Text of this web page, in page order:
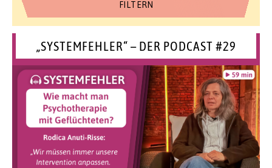
„SYSTEMFEHLER“ – DER PODCAST #29